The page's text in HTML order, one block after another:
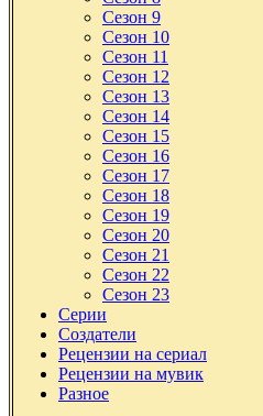
Сезон 9
Сезон 10
Сезон 11
Сезон 12
Сезон 13
Сезон 14
Сезон 15
Сезон 16
Сезон 17
Сезон 18
Сезон 19
Сезон 20
Сезон 21
Сезон 22
Сезон 23
Серии
Создатели
Рецензии на сериал
Рецензии на мувик
Разное